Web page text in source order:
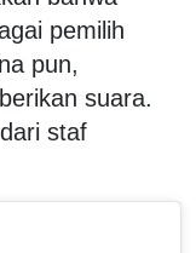
pemilih
pun,
suara.
staf